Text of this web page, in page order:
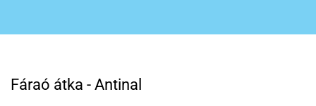
Fáraó átka - Antinal